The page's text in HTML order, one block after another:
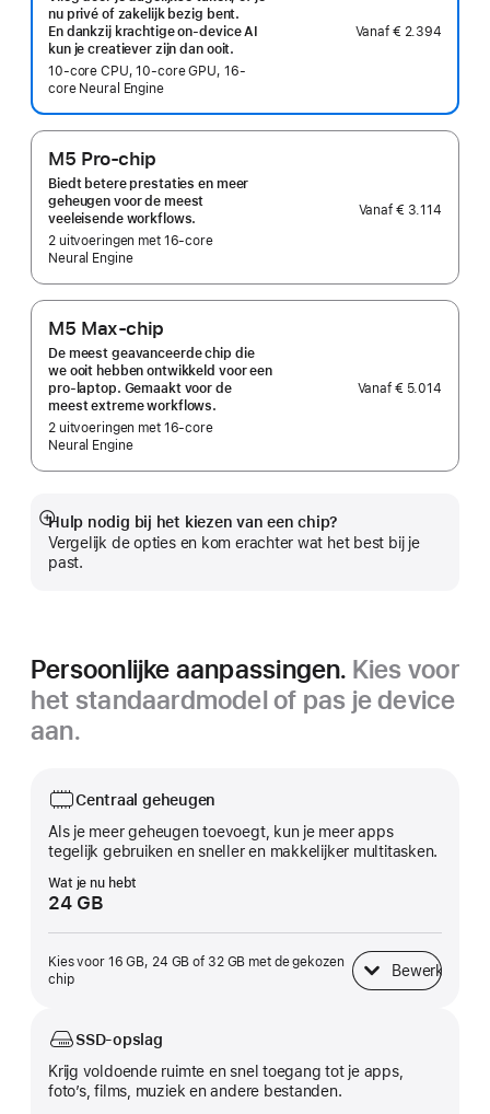
nu privé of zakelijk bezig bent.
En dankzij krachtige on‑device AI
kun je creatiever zijn dan ooit.
10-core CPU, 10-core GPU, 16-
core Neural Engine
Vanaf € 2.394
M5 Pro-chip
Biedt betere prestaties en meer
geheugen voor de meest
veeleisende workflows.
2 uitvoeringen met 16‑core
Neural Engine
Vanaf € 3.114
M5 Max-chip
De meest geavanceerde chip die
we ooit hebben ontwikkeld voor een
pro‑laptop. Gemaakt voor de
meest extreme workflows.
2 uitvoeringen met 16‑core
Neural Engine
Vanaf € 5.014
Hulp nodig bij het kiezen van een chip?
Vergelijk de opties en kom erachter wat het best bij je
past.
Meer
Persoonlijke aanpassingen. Kies voor
het standaardmodel of pas je device
aan.
Centraal geheugen
Als je meer geheugen toevoegt, kun je meer apps
tegelijk gebruiken en sneller en makkelijker multitasken.
Wat je nu hebt
24 GB
Kies voor 16 GB, 24 GB of 32 GB met de gekozen
chip
Bewerk
Centraal geheugen
SSD-opslag
Krijg voldoende ruimte en snel toegang tot je apps,
foto’s, films, muziek en andere bestanden.